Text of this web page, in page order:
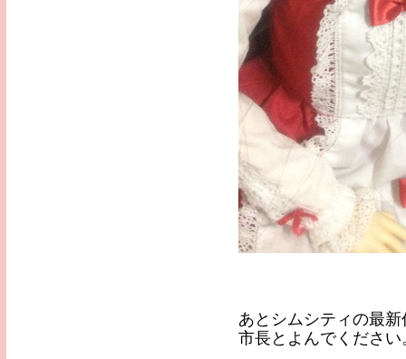
あとシムシティの最
市長とよんでください